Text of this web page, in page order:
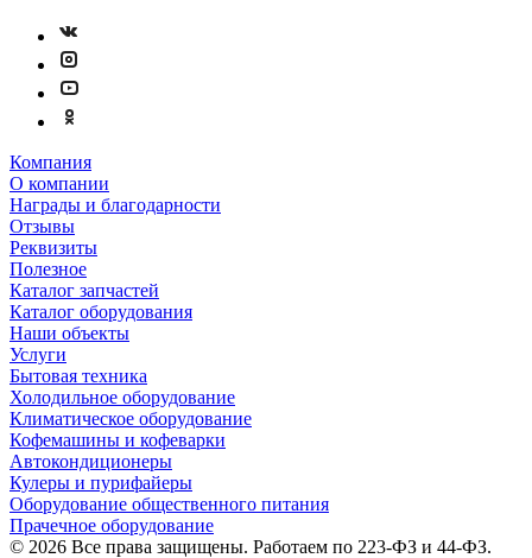
Компания
О компании
Награды и благодарности
Отзывы
Реквизиты
Полезное
Каталог запчастей
Каталог оборудования
Наши объекты
Услуги
Бытовая техника
Холодильное оборудование
Климатическое оборудование
Кофемашины и кофеварки
Автокондиционеры
Кулеры и пурифайеры
Оборудование общественного питания
Прачечное оборудование
© 2026 Все права защищены. Работаем по 223-ФЗ и 44-ФЗ.